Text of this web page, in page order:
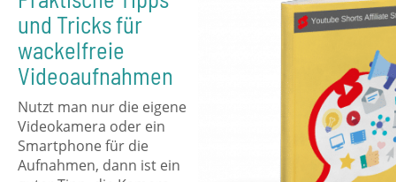
und Tricks für
wackelfreie
Videoaufnahmen
Nutzt man nur die eigene
Videokamera oder ein
Smartphone für die
Aufnahmen, dann ist ein